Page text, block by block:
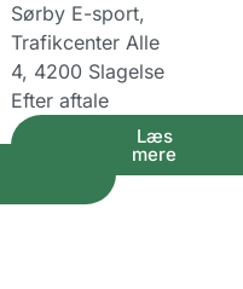
Sørby E-sport,
Trafikcenter Alle
4, 4200 Slagelse
Efter aftale
Læs
mere